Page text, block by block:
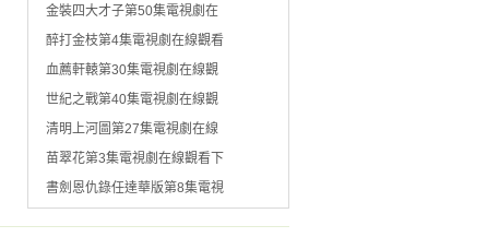
金裝四大才子第50集電視劇在
醉打金枝第4集電視劇在線觀看
血薦軒轅第30集電視劇在線觀
世紀之戰第40集電視劇在線觀
清明上河圖第27集電視劇在線
苗翠花第3集電視劇在線觀看下
書劍恩仇錄任達華版第8集電視